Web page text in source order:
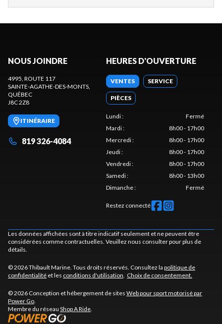
NOUS JOINDRE
4995, ROUTE 117
SAINTE-AGATHE-DES-MONTS,
QUÉBEC
J8C 2Z8
ITINÉRAIRE
819 326-4084
HEURES D'OUVERTURE
VENTES SERVICE
PIÈCES
Lundi:
Fermé
Mardi:
8h00 - 17h00
Mercredi:
8h00 - 17h00
Jeudi:
8h00 - 17h00
Vendredi:
8h00 - 17h00
Samedi:
8h00 - 13h00
Dimanche: Fermé
Restez connecté
Les données affichées sont à titre indicatif seulement et ne peuvent être
considérées comme contractuelles. Veuillez nous consulter pour plus de
détails.
© 2026 Thibault Marine. Tous droits réservés. Consultez la politique de
confidentialité et les conditions d'utilisation. Choix de consentement.
© 2026 Conception et hébergement de sites Web pour sport motorisé par
Power Go.
Membre du réseau Shop A Ride.